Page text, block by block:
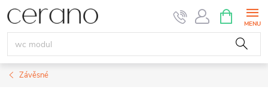
Přejít
na
obsah
NÁKUPNÍ
KOŠÍK
Závěsné